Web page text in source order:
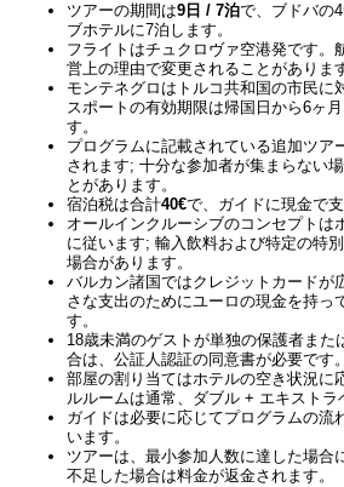
ツアーの期間は9日 / 7泊で、ブドバの
ブホテルに7泊します。
フライトはチュクロヴァ空港発です。
営上の理由で変更されることがありま
モンテネグロはトルコ共和国の市民に
スポートの有効期限は帰国日から6ヶ
す。
プログラムに記載されている追加ツア
されます; 十分な参加者が集まらない
とがあります。
宿泊税は合計40€で、ガイドに現金で
オールインクルーシブのコンセプトは
に従います; 輸入飲料および特定の特
場合があります。
バルカン諸国ではクレジットカードが
さな支出のためにユーロの現金を持っ
す。
18歳未満のゲストが単独の保護者また
合は、公証人認証の同意書が必要です。
部屋の割り当てはホテルの空き状況に
ルルームは通常、ダブル + エキストラ
ガイドは必要に応じてプログラムの流
います。
ツアーは、最小参加人数に達した場合
不足した場合は料金が返金されます。